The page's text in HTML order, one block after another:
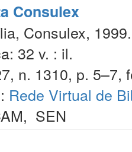
Consulex
Consulex, 1999.
32 v. : il.
n. 1310, p. 5–7,
Rede Virtual de
, SEN